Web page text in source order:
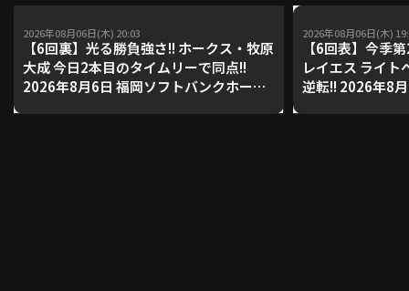
2026年08月06日(木) 20:03
【6回裏】光る勝負強さ!! ホークス・牧原
大成 今日2本目のタイムリーで同点!!
2026年8月6日 福岡ソフトバンクホーク
2026年08月06日(木)
【6回表】今季
レイエス ライト
逆転!! 2026年8